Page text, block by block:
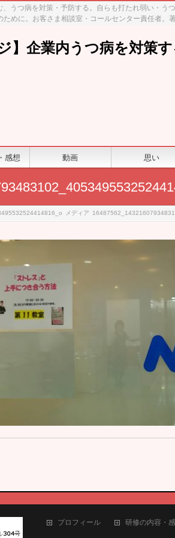
うつ病を対策・予防する。自らも打たれ弱い・
ために。お客さま相談室・コールセンター責任者
】企業内うつ病を対策
感想 動画 思い
メディア
プロフィール 研修の内容・